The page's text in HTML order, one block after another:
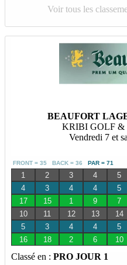
Voir tous les
BEAUFORT
KRIBI GOLF &
Vendredi 7 et
FRONT = 35 BACK = 36 PAR = 71
1 2 3 4 5
4
3 4 4 5
17
15 1 9 7
10
11 12 13 14
5
3 4 4 5
16
18 2 6 10
Classé en : PRO JOUR 1